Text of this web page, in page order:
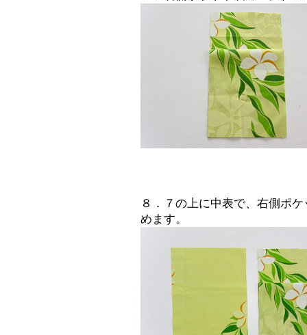
８．７の上に中表で、右側ポ
めます。